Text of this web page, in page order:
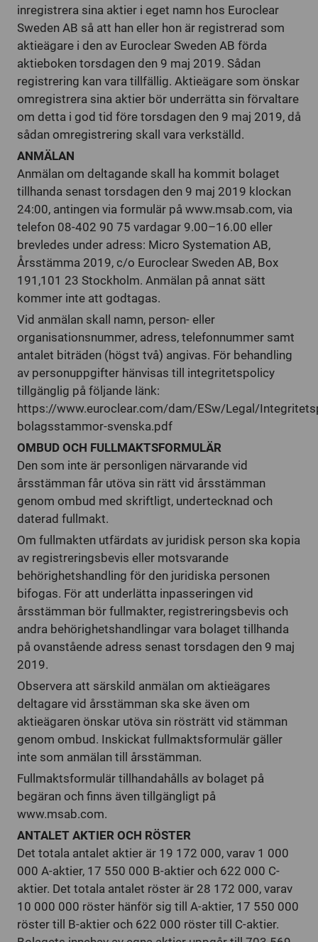
inregistrera sina aktier i eget namn hos Euroclear
Sweden AB så att han eller hon är registrerad som
aktieägare i den av Euroclear Sweden AB förda
aktieboken torsdagen den 9 maj 2019. Sådan
registrering kan vara tillfällig. Aktieägare som önskar
omregistrera sina aktier bör underrätta sin förvaltare
om detta i god tid före torsdagen den 9 maj 2019, då
sådan omregistrering skall vara verkställd.
ANMÄLAN
Anmälan om deltagande skall ha kommit bolaget
tillhanda senast torsdagen den 9 maj 2019 klockan
24:00, antingen via formulär på www.msab.com, via
telefon 08-402 90 75 vardagar 9.00–16.00 eller
brevledes under adress: Micro Systemation AB,
Årsstämma 2019, c/o Euroclear Sweden AB, Box
191,101 23 Stockholm. Anmälan på annat sätt
kommer inte att godtagas.
Vid anmälan skall namn, person- eller
organisationsnummer, adress, telefonnummer samt
antalet biträden (högst två) angivas. För behandling
av personuppgifter hänvisas till integritetspolicy
tillgänglig på följande länk:
https://www.euroclear.com/dam/ESw/Legal/
bolagsstammor-svenska.pdf
OMBUD OCH FULLMAKTSFORMULÄR
Den som inte är personligen närvarande vid
årsstämman får utöva sin rätt vid årsstämman
genom ombud med skriftligt, undertecknad och
daterad fullmakt.
Om fullmakten utfärdats av juridisk person ska kopia
av registreringsbevis eller motsvarande
behörighetshandling för den juridiska personen
bifogas. För att underlätta inpasseringen vid
årsstämman bör fullmakter, registreringsbevis och
andra behörighetshandlingar vara bolaget tillhanda
på ovanstående adress senast torsdagen den 9 maj
2019.
Observera att särskild anmälan om aktieägares
deltagare vid årsstämman ska ske även om
aktieägaren önskar utöva sin rösträtt vid stämman
genom ombud. Inskickat fullmaktsformulär gäller
inte som anmälan till årsstämman.
Fullmaktsformulär tillhandahålls av bolaget på
begäran och finns även tillgängligt på
www.msab.com.
ANTALET AKTIER OCH RÖSTER
Det totala antalet aktier är 19 172 000, varav 1 000
000 A-aktier, 17 550 000 B-aktier och 622 000 C-
aktier. Det totala antalet röster är 28 172 000, varav
10 000 000 röster hänför sig till A-aktier, 17 550 000
röster till B-aktier och 622 000 röster till C-aktier.